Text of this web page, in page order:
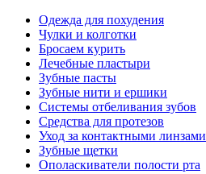
Одежда для похудения
Чулки и колготки
Бросаем курить
Лечебные пластыри
Зубные пасты
Зубные нити и ершики
Системы отбеливания зубов
Средства для протезов
Уход за контактными линзами
Зубные щетки
Ополаскиватели полости рта